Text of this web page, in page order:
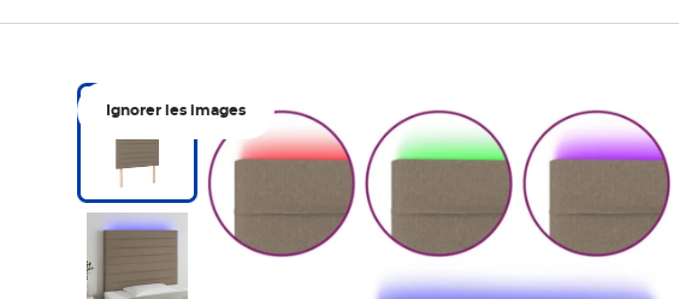
Ignorer les images